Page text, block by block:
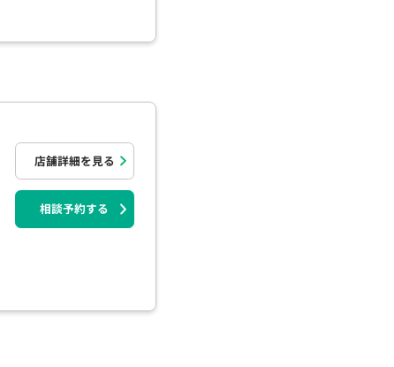
店舗詳細を見る
相談予約する